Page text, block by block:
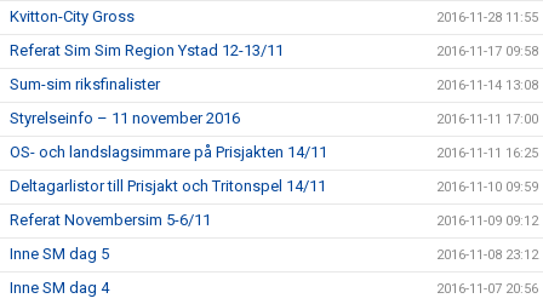
Kvitton-City Gross 2016-11-28 11:55
Referat Sim Sim Region Ystad 12-13/11 2016-11-17 09:58
Sum-sim riksfinalister 2016-11-14 13:08
Styrelseinfo – 11 november 2016 2016-11-11 17:00
OS- och landslagsimmare på Prisjakten 14/11 2016-11-11 16:25
Deltagarlistor till Prisjakt och Tritonspel 14/11 2016-11-10 09:59
Referat Novembersim 5-6/11 2016-11-09 09:12
Inne SM dag 5 2016-11-08 23:12
Inne SM dag 4 2016-11-07 20:56